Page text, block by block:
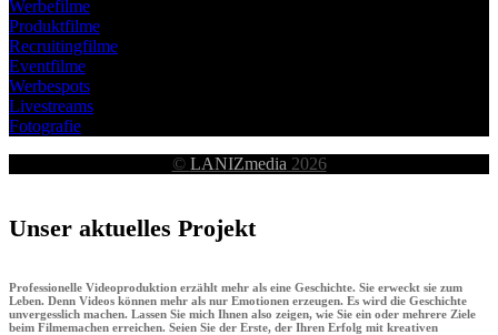
Werbefilme
Produktfilme
Recruitingfilme
Eventfilme
Werbespots
Livestreams
Fotografie
© LANIZmedia 2026
Unser aktuelles Projekt
Professionelle Videoproduktion erzählt mehr als eine Geschichte. Sie erweckt sie zum
Leben. Denn Videos können mehr als nur Emotionen erzeugen. Es wird die Geschichte
unvergesslich machen. Lassen Sie mich Ihnen also zeigen, wie Sie ein oder mehrere Ziele
beim Filmemachen erreichen. Seien Sie der Erste, der Ihren Erfolg mit kreativen